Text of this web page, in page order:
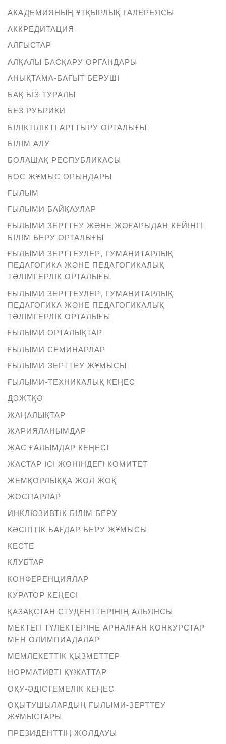
АКАДЕМИЯНЫҢ ҰТҚЫРЛЫҚ ГАЛЕРЕЯСЫ
АККРЕДИТАЦИЯ
АЛҒЫСТАР
АЛҚАЛЫ БАСҚАРУ ОРГАНДАРЫ
АНЫҚТАМА-БАҒЫТ БЕРУШІ
БАҚ БІЗ ТУРАЛЫ
БЕЗ РУБРИКИ
БІЛІКТІЛІКТІ АРТТЫРУ ОРТАЛЫҒЫ
БІЛІМ АЛУ
БОЛАШАҚ РЕСПУБЛИКАСЫ
БОС ЖҰМЫС ОРЫНДАРЫ
ҒЫЛЫМ
ҒЫЛЫМИ БАЙҚАУЛАР
ҒЫЛЫМИ ЗЕРТТЕУ ЖӘНЕ ЖОҒАРЫДАН КЕЙІНГІ
БІЛІМ БЕРУ ОРТАЛЫҒЫ
ҒЫЛЫМИ ЗЕРТТЕУЛЕР, ГУМАНИТАРЛЫҚ
ПЕДАГОГИКА ЖӘНЕ ПЕДАГОГИКАЛЫҚ
ТӘЛІМГЕРЛІК ОРТАЛЫҒЫ
ҒЫЛЫМИ ЗЕРТТЕУЛЕР, ГУМАНИТАРЛЫҚ
ПЕДАГОГИКА ЖӘНЕ ПЕДАГОГИКАЛЫҚ
ТӘЛІМГЕРЛІК ОРТАЛЫҒЫ
ҒЫЛЫМИ ОРТАЛЫҚТАР
ҒЫЛЫМИ СЕМИНАРЛАР
ҒЫЛЫМИ-ЗЕРТТЕУ ЖҰМЫСЫ
ҒЫЛЫМИ-ТЕХНИКАЛЫҚ КЕҢЕС
ДЭЖТҚӘ
ЖАҢАЛЫҚТАР
ЖАРИЯЛАНЫМДАР
ЖАС ҒАЛЫМДАР КЕҢЕСІ
ЖАСТАР ІСІ ЖӨНІНДЕГІ КОМИТЕТ
ЖЕМҚОРЛЫҚҚА ЖОЛ ЖОҚ
ЖОСПАРЛАР
ИНКЛЮЗИВТІК БІЛІМ БЕРУ
КӘСІПТІК БАҒДАР БЕРУ ЖҰМЫСЫ
КЕСТЕ
КЛУБТАР
КОНФЕРЕНЦИЯЛАР
КУРАТОР КЕҢЕСІ
ҚАЗАҚСТАН СТУДЕНТТЕРІНІҢ АЛЬЯНСЫ
МЕКТЕП ТҮЛЕКТЕРІНЕ АРНАЛҒАН КОНКУРСТАР
МЕН ОЛИМПИАДАЛАР
МЕМЛЕКЕТТІК ҚЫЗМЕТТЕР
НОРМАТИВТІ ҚҰЖАТТАР
ОҚУ-ӘДІСТЕМЕЛІК КЕҢЕС
ОҚЫТУШЫЛАРДЫҢ ҒЫЛЫМИ-ЗЕРТТЕУ
ЖҰМЫСТАРЫ
ПРЕЗИДЕНТТІҢ ЖОЛДАУЫ